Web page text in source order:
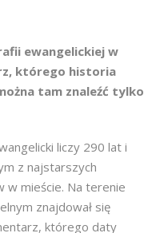
ewangelickiej w
którego historia
tam znaleźć tylko
liczy 290 lat i
z najstarszych
w mieście. Na terenie
znajdował się
którego daty